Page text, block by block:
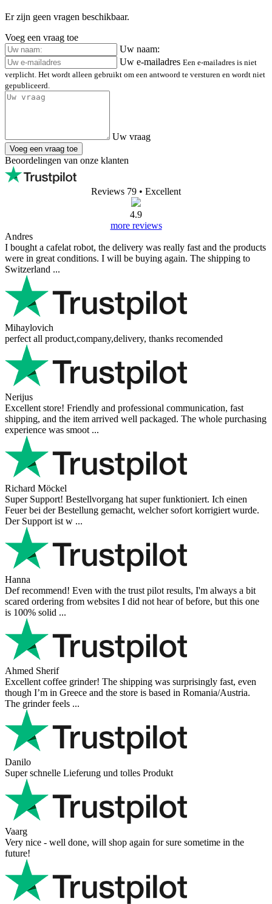
Er zijn geen vragen beschikbaar.
Voeg een vraag toe
Uw naam:
Uw e-mailadres Een e-mailadres is niet
verplicht. Het wordt alleen gebruikt om een antwoord te versturen en wordt niet
gepubliceerd.
Uw vraag
Voeg een vraag toe
Beoordelingen van onze klanten
Reviews 79 • Excellent
4.9
more reviews
Andres
I bought a cafelat robot, the delivery was really fast and the products
were in great conditions. I will be buying again. The shipping to
Switzerland ...
Mihaylovich
perfect all product,company,delivery, thanks recomended
Nerijus
Excellent store! Friendly and professional communication, fast
shipping, and the item arrived well packaged. The whole purchasing
experience was smoot ...
Richard Möckel
Super Support! Bestellvorgang hat super funktioniert. Ich einen
Feuer bei der Bestellung gemacht, welcher sofort korrigiert wurde.
Der Support ist w ...
Hanna
Def recommend! Even with the trust pilot results, I'm always a bit
scared ordering from websites I did not hear of before, but this one
is 100% solid ...
Ahmed Sherif
Excellent coffee grinder! The shipping was surprisingly fast, even
though I’m in Greece and the store is based in Romania/Austria.
The grinder feels ...
Danilo
Super schnelle Lieferung und tolles Produkt
Vaarg
Very nice - well done, will shop again for sure sometime in the
future!